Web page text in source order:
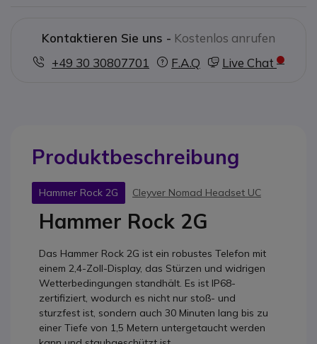
Kontaktieren Sie uns - Kostenlos anrufen
+49 30 30807701
F.A.Q Live Chat
Produktbeschreibung
Hammer Rock 2G Cleyver Nomad Headset UC
Hammer Rock 2G
Das Hammer Rock 2G ist ein robustes Telefon mit
einem 2,4-Zoll-Display, das Stürzen und widrigen
Wetterbedingungen standhält. Es ist IP68-
zertifiziert, wodurch es nicht nur stoß- und
sturzfest ist, sondern auch 30 Minuten lang bis zu
einer Tiefe von 1,5 Metern untergetaucht werden